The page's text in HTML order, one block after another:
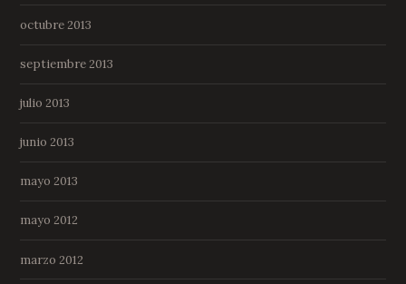
octubre 2013
septiembre 2013
julio 2013
junio 2013
mayo 2013
mayo 2012
marzo 2012